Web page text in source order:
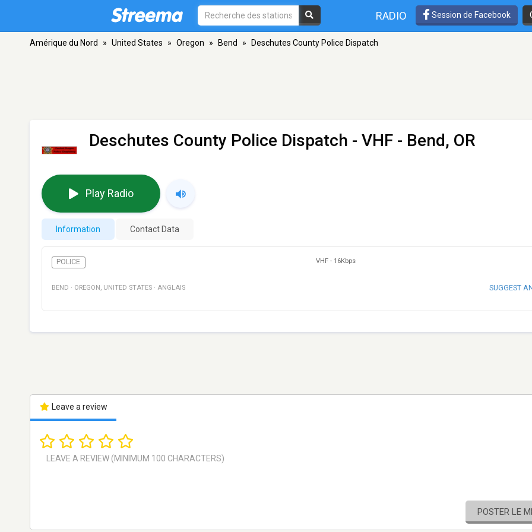
RADIO Session de Facebook
Amérique du Nord » United States » Oregon » Bend » Deschutes County Police Dispatch
Deschutes County Police Dispatch - VHF - Bend, OR
Play Radio
Information Contact Data
POLICE VHF - 16Kbps
BEND · OREGON, UNITED STATES · ANGLAIS SUGGEST
Leave a review
POSTER LE